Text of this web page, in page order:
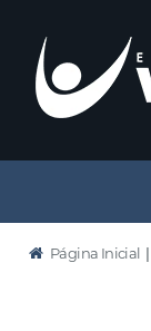
Página Inicial |